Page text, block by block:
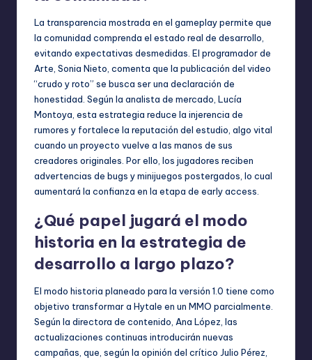
La transparencia mostrada en el gameplay permite que
la comunidad comprenda el estado real de desarrollo,
evitando expectativas desmedidas. El programador de
Arte, Sonia Nieto, comenta que la publicación del video
“crudo y roto” se busca ser una declaración de
honestidad. Según la analista de mercado, Lucía
Montoya, esta estrategia reduce la injerencia de
rumores y fortalece la reputación del estudio, algo vital
cuando un proyecto vuelve a las manos de sus
creadores originales. Por ello, los jugadores reciben
advertencias de bugs y minijuegos postergados, lo cual
aumentará la confianza en la etapa de early access.
¿Qué papel jugará el modo
historia en la estrategia de
desarrollo a largo plazo?
El modo historia planeado para la versión 1.0 tiene como
objetivo transformar a Hytale en un MMO parcialmente.
Según la directora de contenido, Ana López, las
actualizaciones continuas introducirán nuevas
campañas, que, según la opinión del crítico Julio Pérez,